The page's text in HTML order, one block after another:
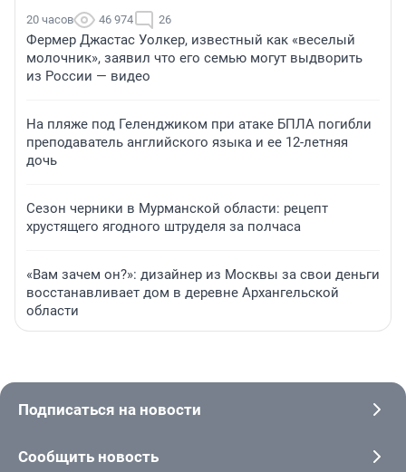
20 часов 46 974 26
Фермер Джастас Уолкер, известный как «веселый
молочник», заявил что его семью могут выдворить
из России — видео
На пляже под Геленджиком при атаке БПЛА погибли
преподаватель английского языка и ее 12-летняя
дочь
Сезон черники в Мурманской области: рецепт
хрустящего ягодного штруделя за полчаса
«Вам зачем он?»: дизайнер из Москвы за свои деньги
восстанавливает дом в деревне Архангельской
области
Подписаться на новости
Сообщить новость